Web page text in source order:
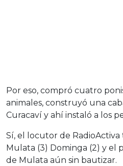
Por eso, compró cuatro
animales, construyó una
Curacaví y ahí instaló a los
Sí, el locutor de RadioActiva
Mulata (3) Dominga (2) y el
de Mulata aún sin bautizar.